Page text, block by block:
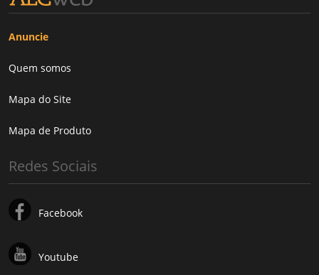
Anuncie
Quem somos
Mapa do Site
Mapa de Produto
Redes Sociais
Facebook
Youtube